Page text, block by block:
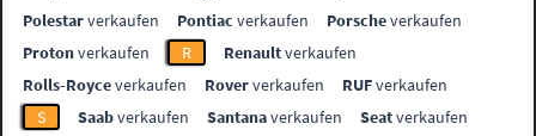
Polestarverkaufen Pontiac verkaufen Porscheverkaufen
Protonverkaufen R Renaultverkaufen
Rolls-Royceverkaufen Roververkaufen RUFverkaufen
S
Saabverkaufen Santanaverkaufen Seatverkaufen